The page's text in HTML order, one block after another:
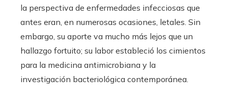
la perspectiva de enfermedades infecciosas que
antes eran, en numerosas ocasiones, letales. Sin
embargo, su aporte va mucho más lejos que un
hallazgo fortuito; su labor estableció los cimientos
para la medicina antimicrobiana y la
investigación bacteriológica contemporánea.